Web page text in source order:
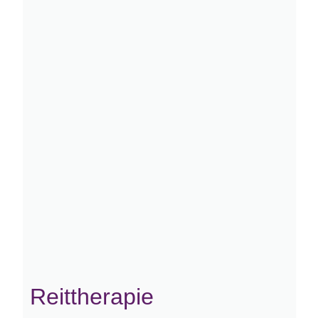
Reittherapie